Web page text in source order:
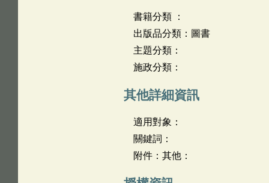
書籍分類 ：
出版品分類：圖書
主題分類：
施政分類：
其他詳細資訊
適用對象：
關鍵詞：
附件：其他：